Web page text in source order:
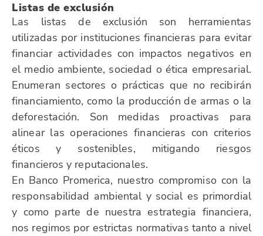
Listas de exclusión
Las listas de exclusión son herramientas
utilizadas por instituciones financieras para evitar
financiar actividades con impactos negativos en
el medio ambiente, sociedad o ética empresarial.
Enumeran sectores o prácticas que no recibirán
financiamiento, como la producción de armas o la
deforestación. Son medidas proactivas para
alinear las operaciones financieras con criterios
éticos y sostenibles, mitigando riesgos
financieros y reputacionales.
En Banco Promerica, nuestro compromiso con la
responsabilidad ambiental y social es primordial
y como parte de nuestra estrategia financiera,
nos regimos por estrictas normativas tanto a nivel